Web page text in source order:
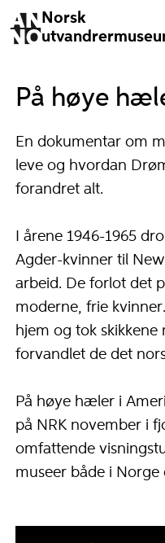
Norsk
På høye
En dokumentar om
leve og hvordan
forandret alt.
I årene 1946-1965
Agder-kvinner til
arbeid. De forlot det
moderne, frie
hjem og tok
forvandlet de det
På høye hæler i
på NRK november i
omfattende
museer både i Norge